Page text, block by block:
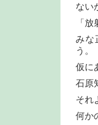
ない
「
みな
う。
仮に
石原
それ
何か